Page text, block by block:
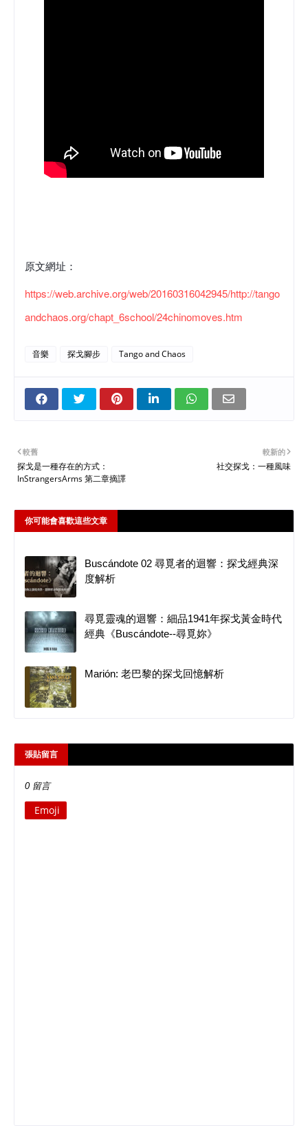
原文網址：
https://web.archive.org/web/20160316042945/http://tango
andchaos.org/chapt_6school/24chinomoves.htm
音樂 探戈腳步 Tango and Chaos
較新的
社交探戈：一種風味
較舊
探戈是一種存在的方式：
InStrangersArms 第二章摘譯
你可能會喜歡這些文章
Buscándote 02 尋覓者的迴響：探戈經典深
度解析
尋覓靈魂的迴響：細品1941年探戈黃金時代
經典《Buscándote--尋覓妳》
Marión: 老巴黎的探戈回憶解析
張貼留言
0 留言
Emoji